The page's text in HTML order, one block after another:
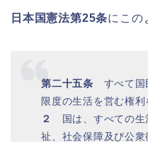
日本国憲法第25条にこの
第二十五条 すべて国
限度の生活を営む権利
２
国は、すべての生
祉、社会保障及び公